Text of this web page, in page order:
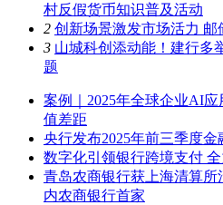
村反假货币知识普及活动
2 创新场景激发市场活力
3 山城科创添动能！建行多
题
案例｜2025年全球企业AI
值差距
央行发布2025年前三季度
数字化引领银行跨境支付
青岛农商银行获上海清算
内农商银行首家